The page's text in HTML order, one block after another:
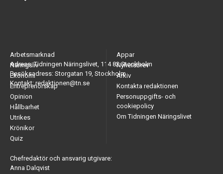
Adress: Tidningen Näringslivet, 114 82 Stockholm
Besöksadress: Storgatan 19, Stockholm
Kontakt: redaktionen@tn.se
Arbetsmarknad
Näringsliv
Ekonomi
Entreprenörskap
Opinion
Hållbarhet
Utrikes
Krönikor
Quiz
Appar
Nyhetsbrev
Arkiv
Kontakta redaktionen
Personuppgifts- och
cookiepolicy
Om Tidningen Näringslivet
Chefredaktör och ansvarig utgivare:
Anna Dalqvist